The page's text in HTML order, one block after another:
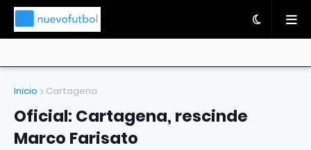
Inicio Cartagena
Oficial: Cartagena, rescinde
Marco Farisato